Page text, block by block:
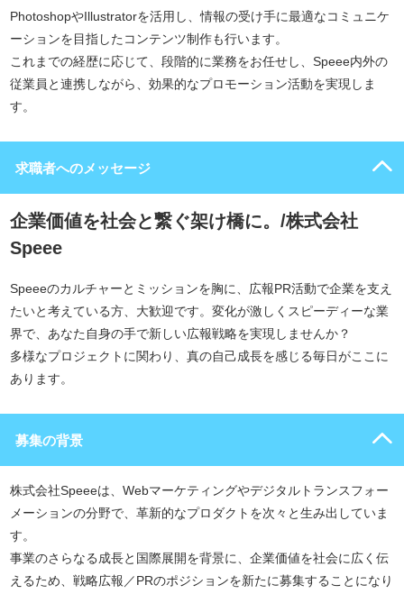
PhotoshopやIllustratorを活用し、情報の受け手に最適なコミュニケ
ーションを目指したコンテンツ制作も行います。
これまでの経歴に応じて、段階的に業務をお任せし、Speee内外の
従業員と連携しながら、効果的なプロモーション活動を実現しま
す。
求職者へのメッセージ
企業価値を社会と繋ぐ架け橋に。/株式会社
Speee
Speeeのカルチャーとミッションを胸に、広報PR活動で企業を支え
たいと考えている方、大歓迎です。変化が激しくスピーディーな業
界で、あなた自身の手で新しい広報戦略を実現しませんか？
多様なプロジェクトに関わり、真の自己成長を感じる毎日がここに
あります。
募集の背景
株式会社Speeeは、Webマーケティングやデジタルトランスフォー
メーションの分野で、革新的なプロダクトを次々と生み出していま
す。
事業のさらなる成長と国際展開を背景に、企業価値を社会に広く伝
えるため、戦略広報／PRのポジションを新たに募集することになり